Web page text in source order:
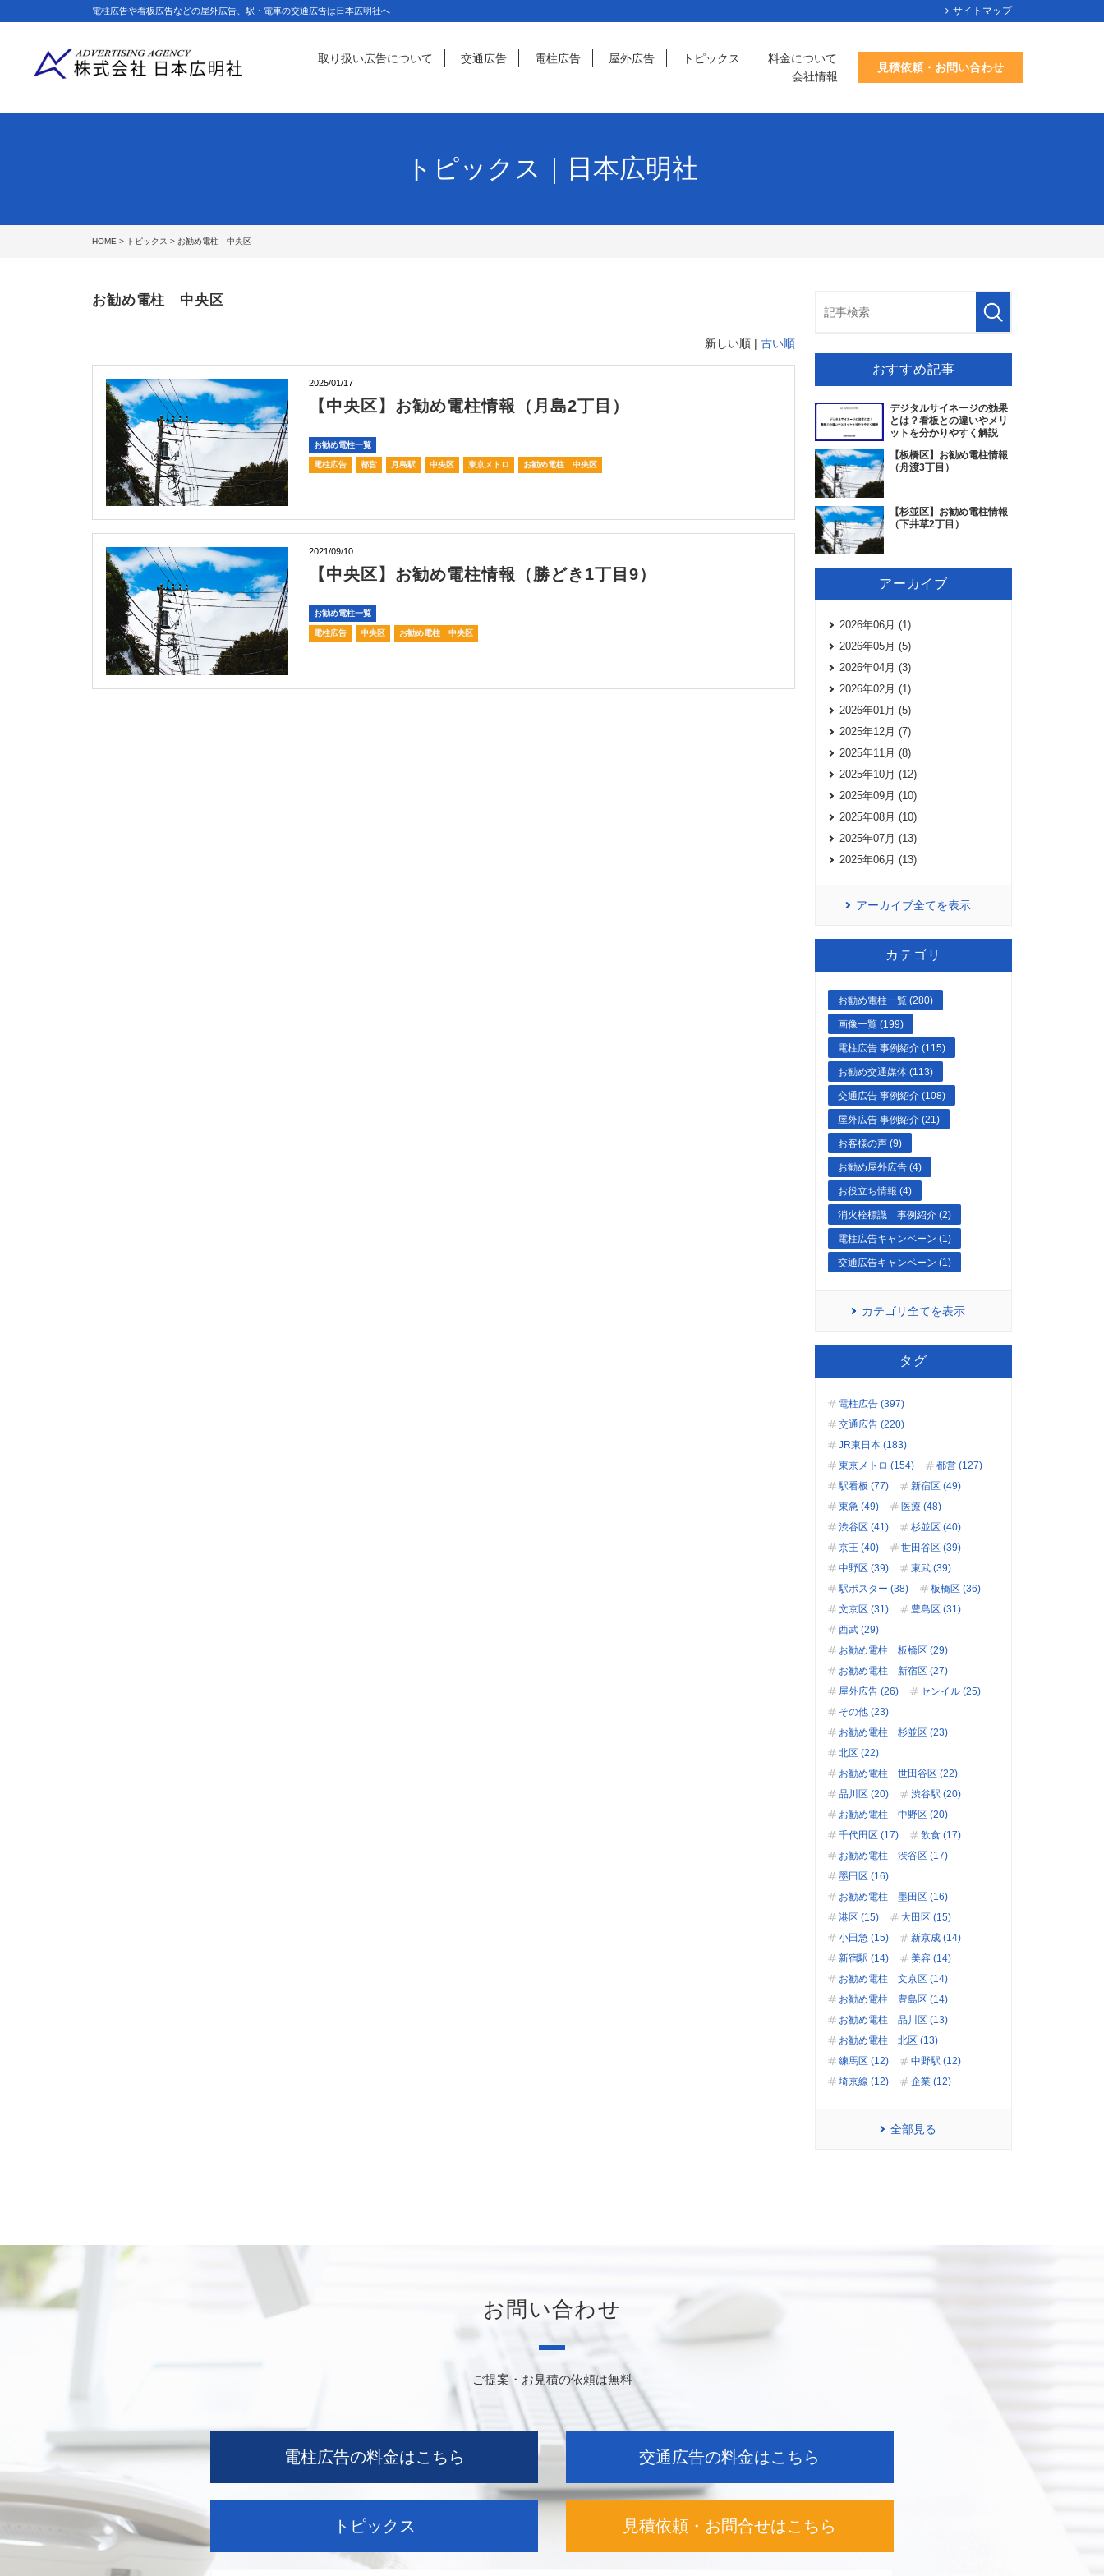
電柱広告や看板広告などの屋外広告、駅・電車の交通広告は日本広明社へ サイトマップ
取り扱い広告について 交通広告 電柱広告 屋外広告 トピックス
料金について
会社情報
見積依頼・お問い合わせ
トピックス｜日本広明社
HOME > トピックス > お勧め電柱 中央区
お勧め電柱 中央区
新しい順 | 古い順
2025/01/17
【中央区】お勧め電柱情報（月島2丁目）
お勧め電柱一覧
電柱広告 都営 月島駅 中央区 東京メトロ お勧め電柱 中央区
2021/09/10
【中央区】お勧め電柱情報（勝どき1丁目9）
お勧め電柱一覧
電柱広告 中央区 お勧め電柱 中央区
おすすめ記事
デジタルサイネージの効果
とは？看板との違いやメリ
ットを分かりやすく解説
【板橋区】お勧め電柱情報
（舟渡3丁目）
【杉並区】お勧め電柱情報
（下井草2丁目）
アーカイブ
2026年06月 (1)
2026年05月 (5)
2026年04月 (3)
2026年02月 (1)
2026年01月 (5)
2025年12月 (7)
2025年11月 (8)
2025年10月 (12)
2025年09月 (10)
2025年08月 (10)
2025年07月 (13)
2025年06月 (13)
アーカイブ全てを表示
カテゴリ
お勧め電柱一覧 (280)
画像一覧 (199)
電柱広告 事例紹介 (115)
お勧め交通媒体 (113)
交通広告 事例紹介 (108)
屋外広告 事例紹介 (21)
お客様の声 (9)
お勧め屋外広告 (4)
お役立ち情報 (4)
消火栓標識 事例紹介 (2)
電柱広告キャンペーン (1)
交通広告キャンペーン (1)
カテゴリ全てを表示
タグ
電柱広告 (397)
交通広告 (220)
JR東日本 (183)
東京メトロ (154)
都営 (127)
駅看板 (77)
新宿区 (49)
東急 (49)
医療 (48)
渋谷区 (41)
杉並区 (40)
京王 (40)
世田谷区 (39)
中野区 (39)
東武 (39)
駅ポスター (38)
板橋区 (36)
文京区 (31)
豊島区 (31)
西武 (29)
お勧め電柱 板橋区 (29)
お勧め電柱 新宿区 (27)
屋外広告 (26)
センイル (25)
その他 (23)
お勧め電柱 杉並区 (23)
北区 (22)
お勧め電柱 世田谷区 (22)
品川区 (20)
渋谷駅 (20)
お勧め電柱 中野区 (20)
千代田区 (17)
飲食 (17)
お勧め電柱 渋谷区 (17)
墨田区 (16)
お勧め電柱 墨田区 (16)
港区 (15)
大田区 (15)
小田急 (15)
新京成 (14)
新宿駅 (14)
美容 (14)
お勧め電柱 文京区 (14)
お勧め電柱 豊島区 (14)
お勧め電柱 品川区 (13)
お勧め電柱 北区 (13)
練馬区 (12)
中野駅 (12)
埼京線 (12)
企業 (12)
全部見る
お問い合わせ
ご提案・お見積の依頼は無料
電柱広告の料金はこちら 交通広告の料金はこちら
トピックス 見積依頼・お問合せはこちら